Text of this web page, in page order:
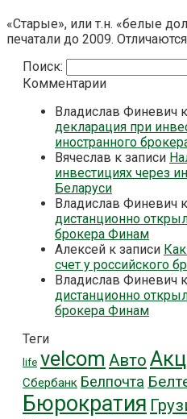
«Старые», или т.н. «белые
печатали до 2009.
Поиск:
Комментарии
Владислав Финевич
декларация при
иностранного
Вячеслав к записи
инвестициях через
Беларуси
Владислав Финевич
дистанционно
брокера Финам
Алексей к записи
счет у российского
Владислав Финевич
дистанционно
брокера Финам
Теги
life velcom Авто
Сбербанк Белпочта
Бюрократия